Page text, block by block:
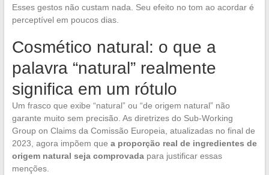
Esses gestos não custam nada. Seu efeito no tom ao acordar é
perceptível em poucos dias.
Cosmético natural: o que a
palavra “natural” realmente
significa em um rótulo
Um frasco que exibe “natural” ou “de origem natural” não
garante muito sem precisão. As diretrizes do Sub-Working
Group on Claims da Comissão Europeia, atualizadas no final de
2023, agora impõem que a proporção real de ingredientes de
origem natural seja comprovadapara justificar essas
menções.